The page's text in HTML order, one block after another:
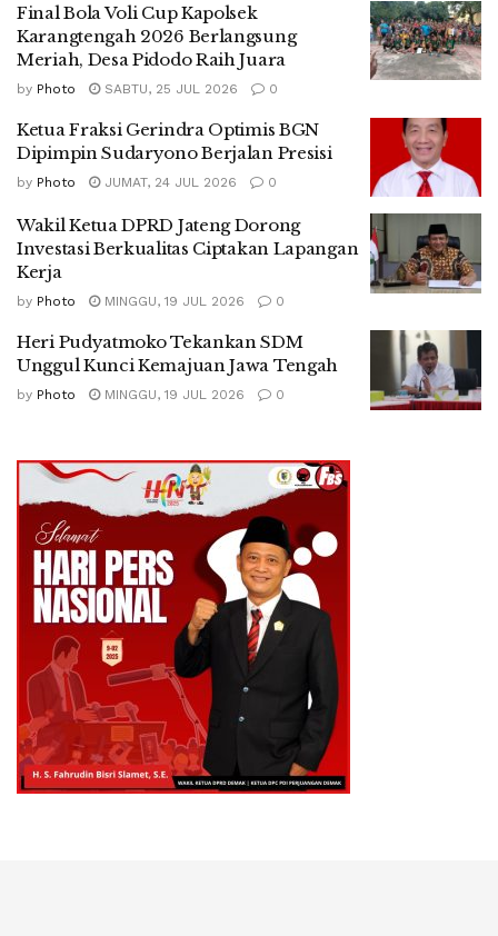
Final Bola Voli Cup Kapolsek
Karangtengah 2026 Berlangsung
Meriah, Desa Pidodo Raih Juara
by Photo SABTU, 25 JUL 2026 0
Ketua Fraksi Gerindra Optimis BGN
Dipimpin Sudaryono Berjalan Presisi
by Photo JUMAT, 24 JUL 2026 0
Wakil Ketua DPRD Jateng Dorong
Investasi Berkualitas Ciptakan Lapangan
Kerja
by Photo MINGGU, 19 JUL 2026 0
Heri Pudyatmoko Tekankan SDM
Unggul Kunci Kemajuan Jawa Tengah
by Photo MINGGU, 19 JUL 2026 0